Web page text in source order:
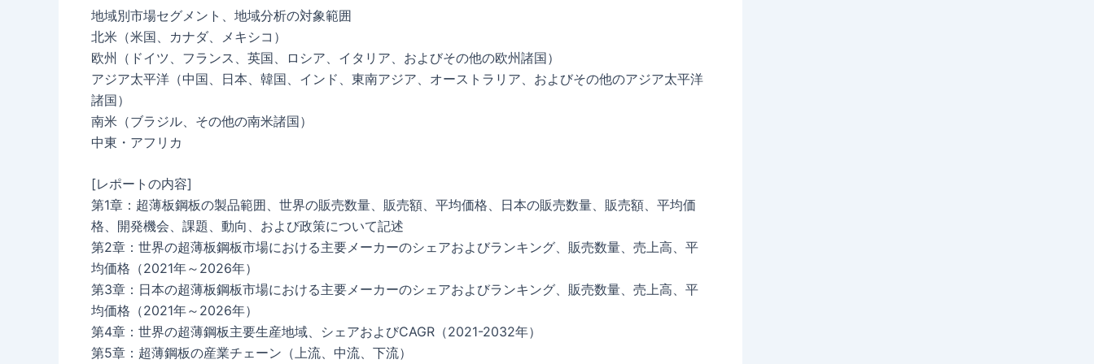
地域別市場セグメント、地域分析の対象範囲
北米（米国、カナダ、メキシコ）
欧州（ドイツ、フランス、英国、ロシア、イタリア、およびその他の欧州諸国）
アジア太平洋（中国、日本、韓国、インド、東南アジア、オーストラリア、およびその他のアジア太平洋
諸国）
南米（ブラジル、その他の南米諸国）
中東・アフリカ
[レポートの内容]
第1章：超薄板鋼板の製品範囲、世界の販売数量、販売額、平均価格、日本の販売数量、販売額、平均価
格、開発機会、課題、動向、および政策について記述
第2章：世界の超薄板鋼板市場における主要メーカーのシェアおよびランキング、販売数量、売上高、平
均価格（2021年～2026年）
第3章：日本の超薄板鋼板市場における主要メーカーのシェアおよびランキング、販売数量、売上高、平
均価格（2021年～2026年）
第4章：世界の超薄鋼板主要生産地域、シェアおよびCAGR（2021-2032年）
第5章：超薄鋼板の産業チェーン（上流、中流、下流）